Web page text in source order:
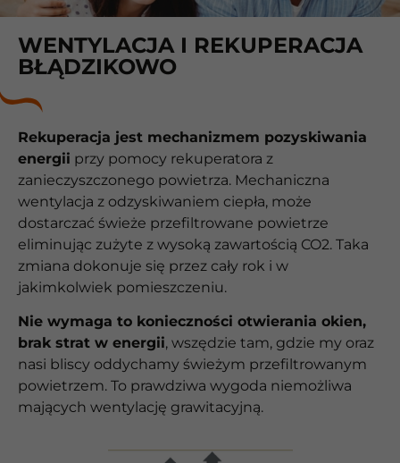
WENTYLACJA I REKUPERACJA
BŁĄDZIKOWO
Rekuperacja jest mechanizmem pozyskiwania
energii przy pomocy rekuperatora z
zanieczyszczonego powietrza. Mechaniczna
wentylacja z odzyskiwaniem ciepła, może
dostarczać świeże przefiltrowane powietrze
eliminując zużyte z wysoką zawartością CO2. Taka
zmiana dokonuje się przez cały rok i w
jakimkolwiek pomieszczeniu.
Nie wymaga to konieczności otwierania okien,
brak strat w energii, wszędzie tam, gdzie my oraz
nasi bliscy oddychamy świeżym przefiltrowanym
powietrzem. To prawdziwa wygoda niemożliwa
mających wentylację grawitacyjną.